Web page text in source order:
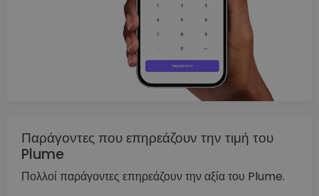
Παράγοντες που επηρεάζουν την τιμή του
Plume
Πολλοί παράγοντες επηρεάζουν την αξία του Plume.